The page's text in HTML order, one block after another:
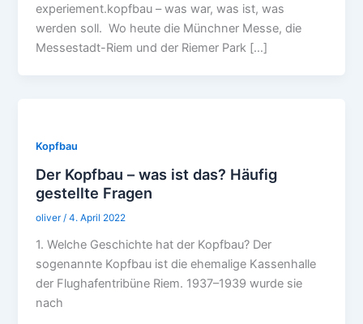
experiement.kopfbau – was war, was ist, was
werden soll. Wo heute die Münchner Messe, die
Messestadt-Riem und der Riemer Park […]
Kopfbau
Der Kopfbau – was ist das? Häufig
gestellte Fragen
oliver/4. April 2022
1. Welche Geschichte hat der Kopfbau? Der
sogenannte Kopfbau ist die ehemalige Kassenhalle
der Flughafentribüne Riem. 1937–1939 wurde sie
nach